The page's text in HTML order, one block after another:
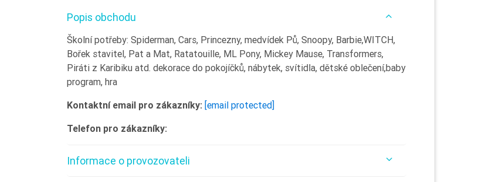
Popis obchodu
Školní potřeby: Spiderman, Cars, Princezny, medvídek Pů, Snoopy, Barbie,WITCH,
Bořek stavitel, Pat a Mat, Ratatouille, ML Pony, Mickey Mause, Transformers,
Piráti z Karibiku atd. dekorace do pokojíčků, nábytek, svítidla, dětské oblečení,baby
program, hra
Kontaktní email pro zákazníky: [email protected]
Telefon pro zákazníky:
Informace o provozovateli